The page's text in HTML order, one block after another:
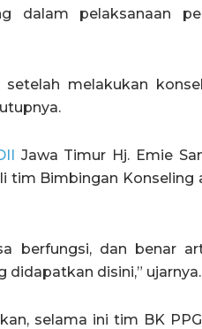
dalam pelaksanaan
setelah melakukan
Jawa Timur Hj. Emie
tim Bimbingan Konseling
berfungsi, dan benar
didapatkan disini,” ujarnya.
selama ini tim BK